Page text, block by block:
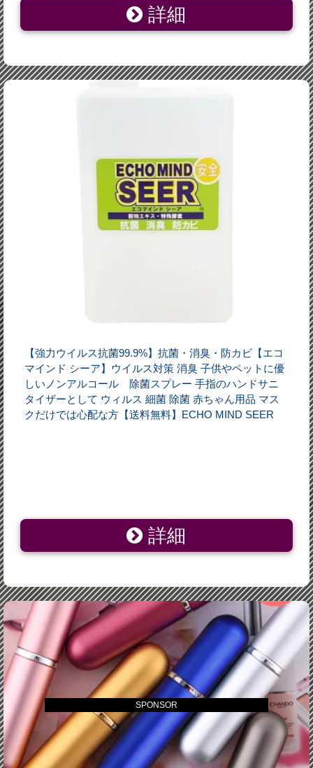
詳細
【強力ウイルス抗菌99.9%】抗菌・消臭・防カビ【エコ
マインド シーア】ウイルス対策 消臭 子供やペットに優
しいノンアルコール 除菌スプレー 手指のハンドサニ
タイザーとして ウィルス 細菌 除菌 赤ちゃん用品 マス
クだけでは心配な方【送料無料】ECHO MIND SEER
詳細
SPONSOR